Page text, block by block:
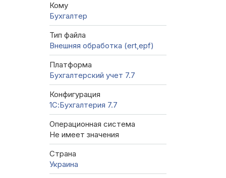
Кому
Бухгалтер
Тип файла
Внешняя обработка (ert,epf)
Платформа
Бухгалтерский учет 7.7
Конфигурация
1С:Бухгалтерия 7.7
Операционная система
Не имеет значения
Страна
Украина